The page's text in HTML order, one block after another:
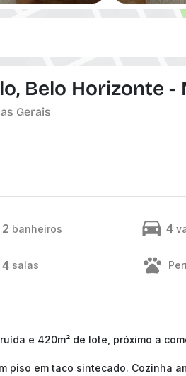
Belo Horizonte -
Gerais
2 banheiros 4
4 salas
e 420m² de lote, próximo a
piso em taco sintecado. Cozinha